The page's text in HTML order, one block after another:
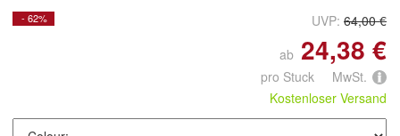
- 62% UVP: 64,00 €
ab 24,38 €
pro Stuck MwSt.
Kostenloser Versand